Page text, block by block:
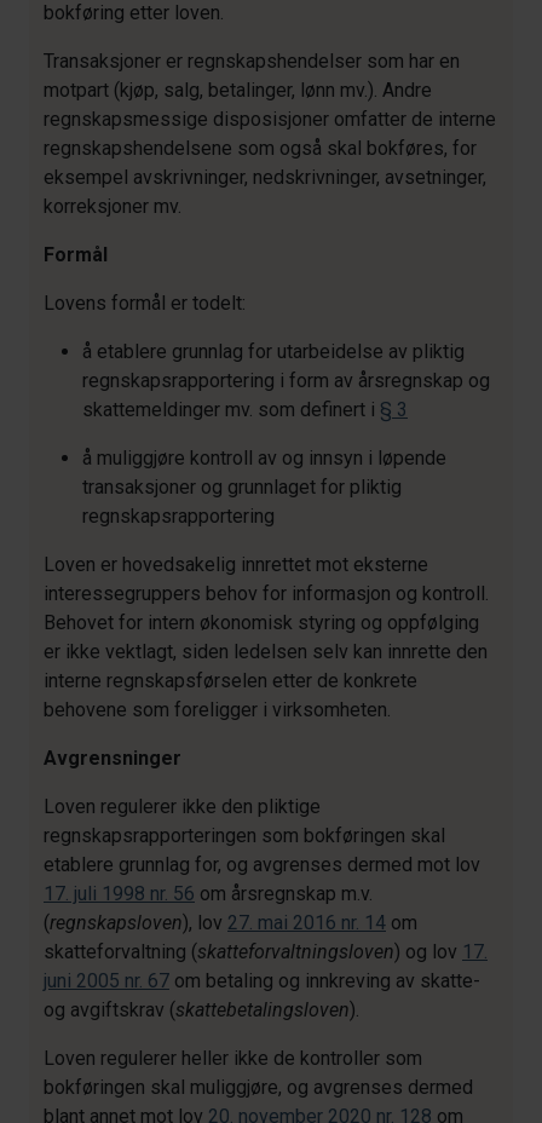
bokføring etter loven.
Transaksjoner er regnskapshendelser som har en
motpart (kjøp, salg, betalinger, lønn mv.). Andre
regnskapsmessige disposisjoner omfatter de interne
regnskapshendelsene som også skal bokføres, for
eksempel avskrivninger, nedskrivninger, avsetninger,
korreksjoner mv.
Formål
Lovens formål er todelt:
å etablere grunnlag for utarbeidelse av pliktig
regnskapsrapportering i form av årsregnskap og
skattemeldinger mv. som definert i § 3
å muliggjøre kontroll av og innsyn i løpende
transaksjoner og grunnlaget for pliktig
regnskapsrapportering
Loven er hovedsakelig innrettet mot eksterne
interessegruppers behov for informasjon og kontroll.
Behovet for intern økonomisk styring og oppfølging
er ikke vektlagt, siden ledelsen selv kan innrette den
interne regnskapsførselen etter de konkrete
behovene som foreligger i virksomheten.
Avgrensninger
Loven regulerer ikke den pliktige
regnskapsrapporteringen som bokføringen skal
etablere grunnlag for, og avgrenses dermed mot lov
17. juli 1998 nr. 56 om årsregnskap m.v.
(regnskapsloven), lov 27. mai 2016 nr. 14 om
skatteforvaltning (skatteforvaltningsloven) og lov 17.
juni 2005 nr. 67 om betaling og innkreving av skatte-
og avgiftskrav (skattebetalingsloven).
Loven regulerer heller ikke de kontroller som
bokføringen skal muliggjøre, og avgrenses dermed
blant annet mot lov 20. november 2020 nr. 128 om